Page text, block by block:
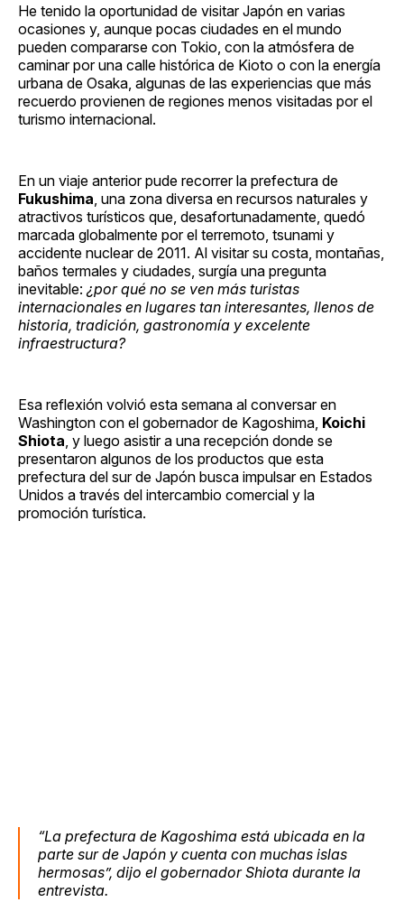
He tenido la oportunidad de visitar Japón en varias
ocasiones y, aunque pocas ciudades en el mundo
pueden compararse con Tokio, con la atmósfera de
caminar por una calle histórica de Kioto o con la energía
urbana de Osaka, algunas de las experiencias que más
recuerdo provienen de regiones menos visitadas por el
turismo internacional.
En un viaje anterior pude recorrer la prefectura de
Fukushima , una zona diversa en recursos naturales y
atractivos turísticos que, desafortunadamente, quedó
marcada globalmente por el terremoto, tsunami y
accidente nuclear de 2011. Al visitar su costa, montañas,
baños termales y ciudades, surgía una pregunta
inevitable: ¿por qué no se ven más turistas
internacionales en lugares tan interesantes, llenos de
historia, tradición, gastronomía y excelente
infraestructura?
Esa reflexión volvió esta semana al conversar en
Washington con el gobernador de Kagoshima, Koichi
Shiota , y luego asistir a una recepción donde se
presentaron algunos de los productos que esta
prefectura del sur de Japón busca impulsar en Estados
Unidos a través del intercambio comercial y la
promoción turística.
“La prefectura de Kagoshima está ubicada en la
parte sur de Japón y cuenta con muchas islas
hermosas”, dijo el gobernador Shiota durante la
entrevista.